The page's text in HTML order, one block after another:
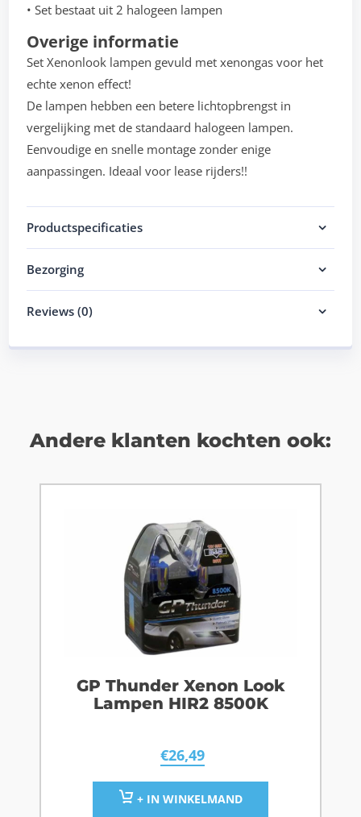
• Set bestaat uit 2 halogeen lampen
Overige informatie
Set Xenonlook lampen gevuld met xenongas voor het
echte xenon effect!
De lampen hebben een betere lichtopbrengst in
vergelijking met de standaard halogeen lampen.
Eenvoudige en snelle montage zonder enige
aanpassingen. Ideaal voor lease rijders!!
Productspecificaties
Bezorging
Reviews (0)
Andere klanten kochten ook:
GP Thunder Xenon Look
Lampen HIR2 8500K
€26,49
+ IN WINKELMAND